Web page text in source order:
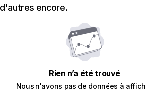
d'autres encore.
Rien n’a été trouvé
Nous n'avons pas de données à